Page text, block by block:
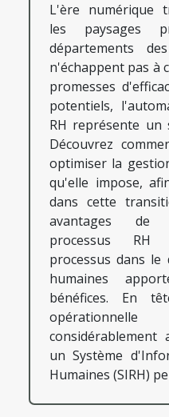
L'ère numérique
les paysages
départements
n'échappent pas à
promesses
potentiels,
RH représente un
Découvrez
optimiser la
qu'elle impose,
dans cette
avantages de
processus RH
processus dans le
humaines
bénéfices. En
considérablement
un Système
Humaines (SIRH)